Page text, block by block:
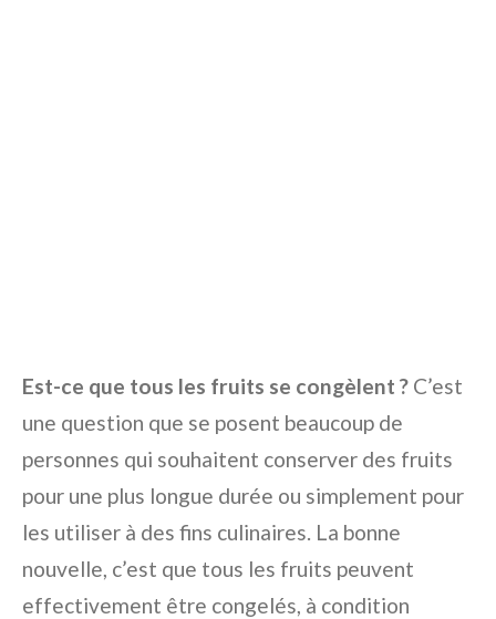
Est-ce que tous les fruits se congèlent ? C’est
une question que se posent beaucoup de
personnes qui souhaitent conserver des fruits
pour une plus longue durée ou simplement pour
les utiliser à des fins culinaires. La bonne
nouvelle, c’est que tous les fruits peuvent
effectivement être congelés, à condition